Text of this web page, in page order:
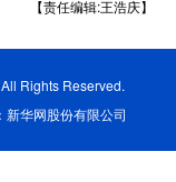
山西
江苏
【责任编辑:王浩庆】
Rights Reserved.
华网股份有限公司